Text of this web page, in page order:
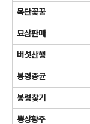
목단꽃꿈
묘삼판매
버섯산행
봉령종균
봉령찿기
뽕상황주